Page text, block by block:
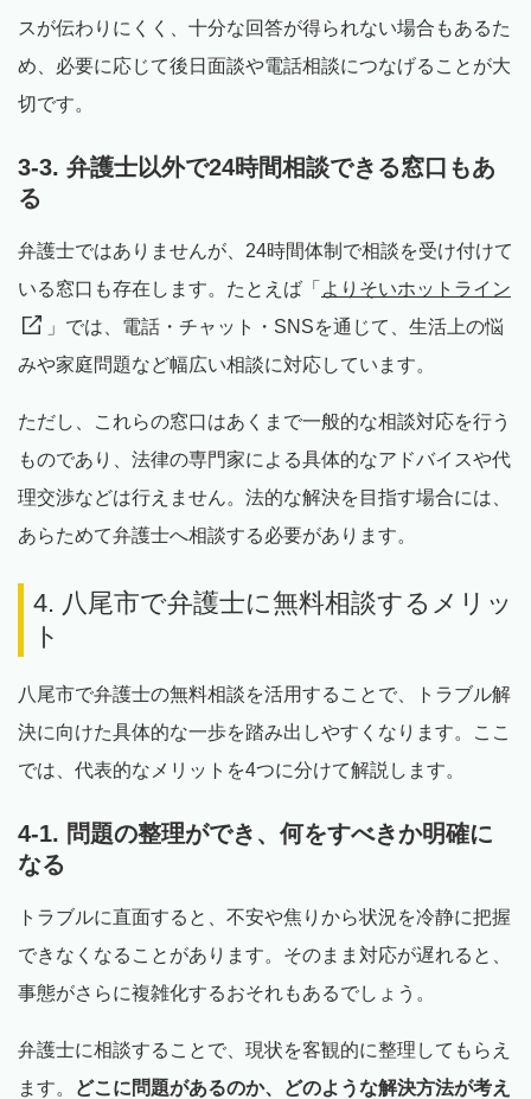
スが伝わりにくく、十分な回答が得られない場合もあるた
め、必要に応じて後日面談や電話相談につなげることが大
切です。
3-3. 弁護士以外で24時間相談できる窓口もあ
る
弁護士ではありませんが、24時間体制で相談を受け付けて
いる窓口も存在します。たとえば「 よりそいホットライン
」では、電話・チャット・SNSを通じて、生活上の悩
みや家庭問題など幅広い相談に対応しています。
ただし、これらの窓口はあくまで一般的な相談対応を行う
ものであり、法律の専門家による具体的なアドバイスや代
理交渉などは行えません。法的な解決を目指す場合には、
あらためて弁護士へ相談する必要があります。
4. 八尾市で弁護士に無料相談するメリッ
ト
八尾市で弁護士の無料相談を活用することで、トラブル解
決に向けた具体的な一歩を踏み出しやすくなります。ここ
では、代表的なメリットを4つに分けて解説します。
4-1. 問題の整理ができ、何をすべきか明確に
なる
トラブルに直面すると、不安や焦りから状況を冷静に把握
できなくなることがあります。そのまま対応が遅れると、
事態がさらに複雑化するおそれもあるでしょう。
弁護士に相談することで、現状を客観的に整理してもらえ
ます。
どこに問題があるのか、どのような解決方法が考え